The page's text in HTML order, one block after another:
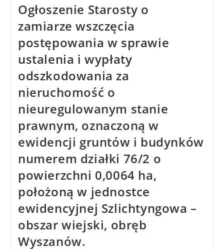
Ogłoszenie Starosty o
zamiarze wszczęcia
postępowania w sprawie
ustalenia i wypłaty
odszkodowania za
nieruchomość o
nieuregulowanym stanie
prawnym, oznaczoną w
ewidencji gruntów i budynków
numerem działki 76/2 o
powierzchni 0,0064 ha,
położoną w jednostce
ewidencyjnej Szlichtyngowa –
obszar wiejski, obręb
Wyszanów.